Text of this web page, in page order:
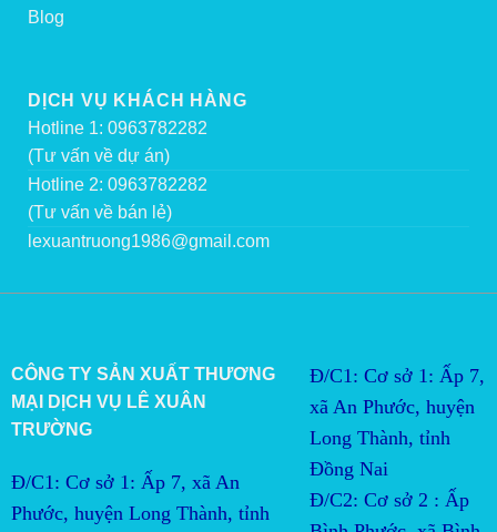
Blog
DỊCH VỤ KHÁCH HÀNG
Hotline 1: 0963782282
(Tư vấn về dự án)
Hotline 2: 0963782282
(Tư vấn về bán lẻ)
lexuantruong1986@gmail.com
CÔNG TY SẢN XUẤT THƯƠNG
MẠI DỊCH VỤ LÊ XUÂN
TRƯỜNG
Đ/C1: Cơ sở 1: Ấp 7, xã An
Phước, huyện Long Thành, tỉnh
Đ/C1: Cơ sở 1: Ấp 7,
xã An Phước, huyện
Long Thành, tỉnh
Đồng Nai
Đ/C2: Cơ sở 2 : Ấp